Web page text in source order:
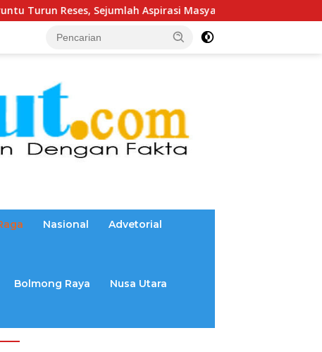
Aspirasi Masyarakat Diserap
Nasional Advetorial
Bolmong Raya Nusa Utara